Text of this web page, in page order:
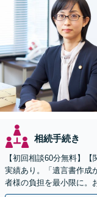
相続手続き
【初回相談60分無料】
実績あり。「遺言書作成
者様の負担を最小限に。
タル・サポート【当日・